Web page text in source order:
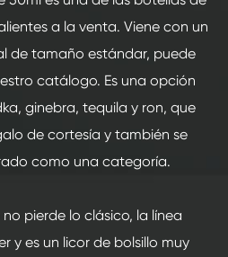
a la venta. Viene con un
de tamaño estándar, puede
catálogo. Es una opción
ginebra, tequila y ron, que
de cortesía y también se
como una categoría.
pierde lo clásico, la línea
y es un licor de bolsillo muy